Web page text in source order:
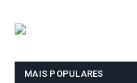
MAIS POPULARES